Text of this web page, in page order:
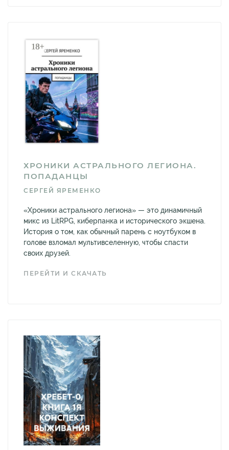
ХРОНИКИ АСТРАЛЬНОГО ЛЕГИОНА.
ПОПАДАНЦЫ
СЕРГЕЙ ЯРЕМЕНКО
«Хроники астрального легиона» — это динамичный
микс из LitRPG, киберпанка и исторического экшена.
История о том, как обычный парень с ноутбуком в
голове взломал мультивселенную, чтобы спасти
своих друзей.
ПЕРЕЙТИ И СКАЧАТЬ